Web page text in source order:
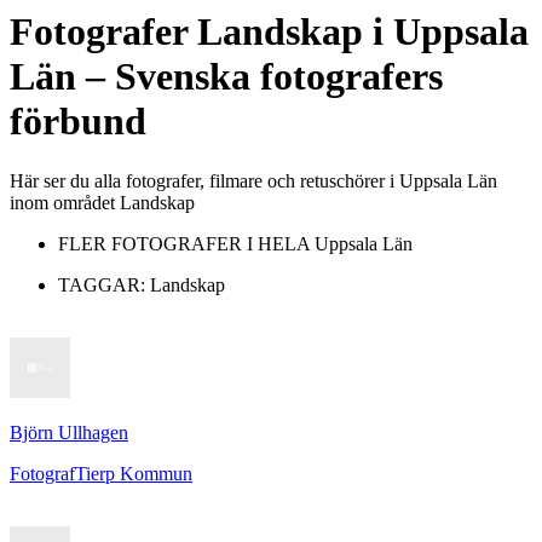
FotograferLandskap i Uppsala
Län– Svenska fotografers
förbund
Här ser du alla fotografer, filmare och retuschörer i Uppsala Län
inom området Landskap
FLER FOTOGRAFER I HELA Uppsala Län
TAGGAR: Landskap
Björn Ullhagen
FotografTierp Kommun